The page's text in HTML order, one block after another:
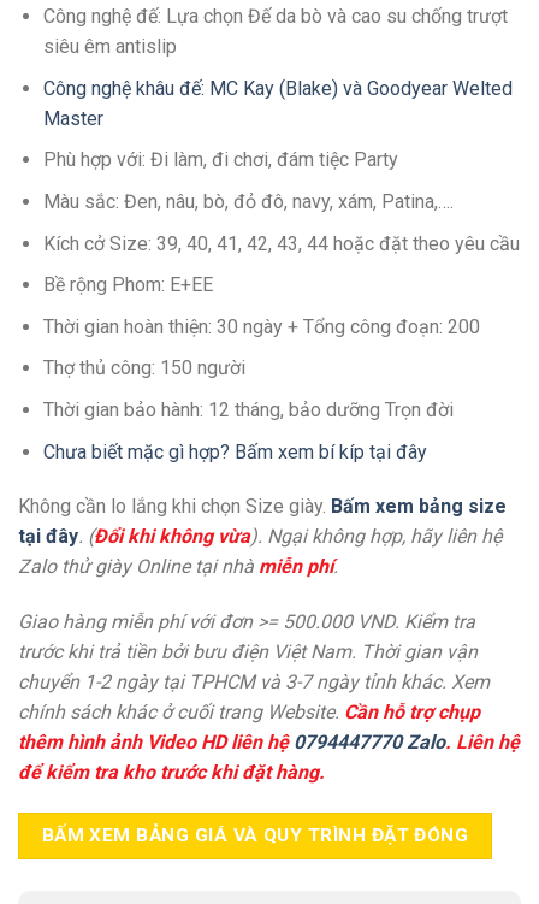
Công nghệ đế: Lựa chọn Đế da bò và cao su chống trượt
siêu êm antislip
Công nghệ khâu đế: MC Kay (Blake) và Goodyear Welted
Master
Phù hợp với: Đi làm, đi chơi, đám tiệc Party
Màu sắc: Đen, nâu, bò, đỏ đô, navy, xám, Patina,….
Kích cở Size: 39, 40, 41, 42, 43, 44 hoặc đặt theo yêu cầu
Bề rộng Phom: E+EE
Thời gian hoàn thiện: 30 ngày + Tổng công đoạn: 200
Thợ thủ công: 150 người
Thời gian bảo hành: 12 tháng, bảo dưỡng Trọn đời
Chưa biết mặc gì hợp? Bấm xem bí kíp tại đây
Không cần lo lắng khi chọn Size giày. Bấm xem bảng size
tại đây. (Đổi khi không vừa). Ngại không hợp, hãy liên hệ
Zalo thử giày Online tại nhà miễn phí.
Giao hàng miễn phí với đơn >= 500.000 VND. Kiểm tra
trước khi trả tiền bởi bưu điện Việt Nam. Thời gian vận
chuyển 1-2 ngày tại TPHCM và 3-7 ngày tỉnh khác. Xem
chính sách khác ở cuối trang Website. Cần hỗ trợ chụp
thêm hình ảnh Video HD liên hệ 0794447770 Zalo. Liên hệ
để kiểm tra kho trước khi đặt hàng.
BẤM XEM BẢNG GIÁ VÀ QUY TRÌNH ĐẶT ĐÓNG